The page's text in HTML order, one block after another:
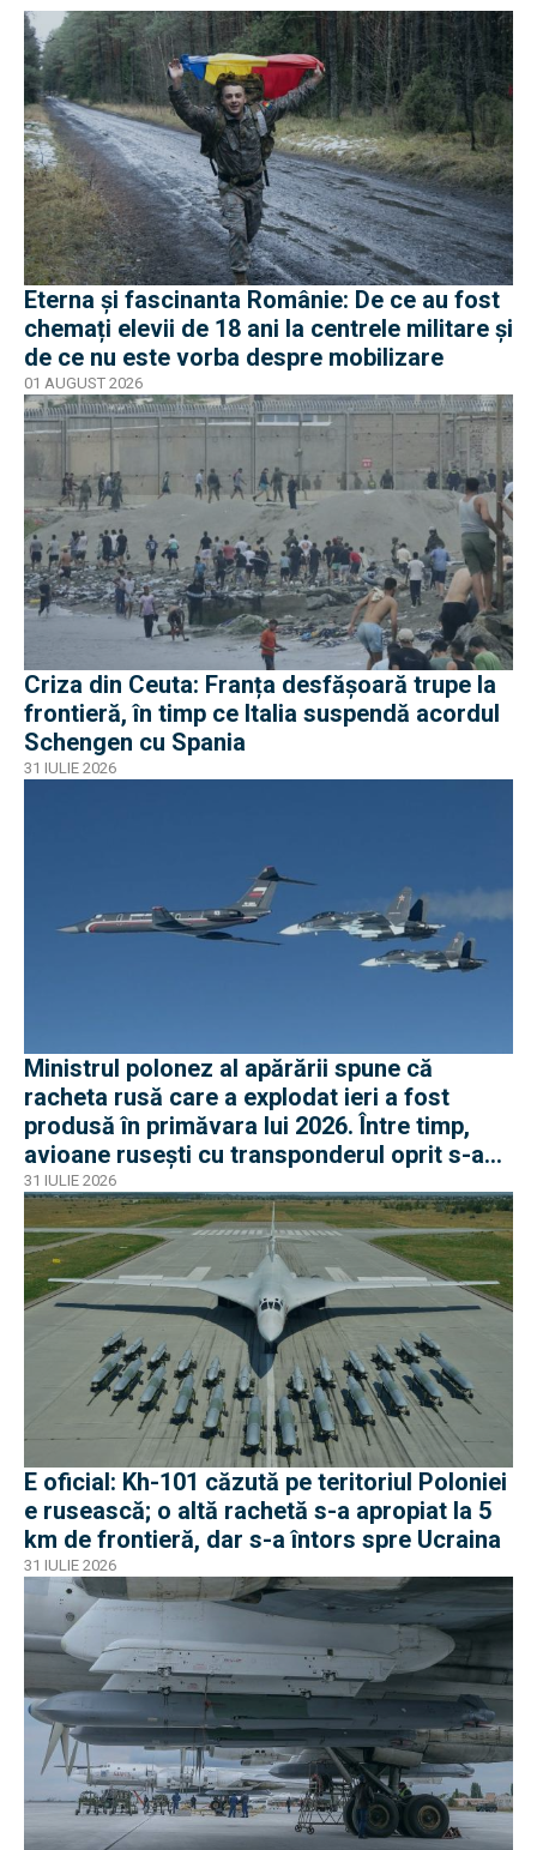
Eterna și fascinanta Românie: De ce au fost
chemați elevii de 18 ani la centrele militare și
de ce nu este vorba despre mobilizare
01 AUGUST 2026
Criza din Ceuta: Franța desfășoară trupe la
frontieră, în timp ce Italia suspendă acordul
Schengen cu Spania
31 IULIE 2026
Ministrul polonez al apărării spune că
racheta rusă care a explodat ieri a fost
produsă în primăvara lui 2026. Între timp,
avioane rusești cu transponderul oprit s-au
apropiat de frontiera Poloniei
31 IULIE 2026
E oficial: Kh-101 căzută pe teritoriul Poloniei
e rusească; o altă rachetă s-a apropiat la 5
km de frontieră, dar s-a întors spre Ucraina
31 IULIE 2026